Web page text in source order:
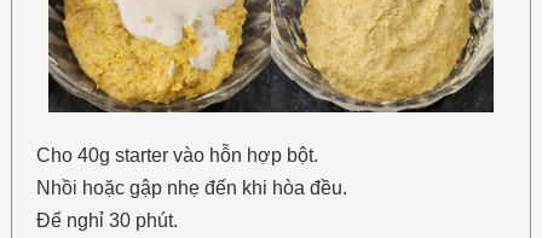
Cho 40g starter vào hỗn hợp bột.
Nhồi hoặc gập nhẹ đến khi hòa đều.
Để nghỉ 30 phút.